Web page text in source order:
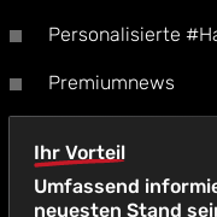
Personalisierte
Premiumnews
Ihr Vorteil
Umfassend
neuesten Stand